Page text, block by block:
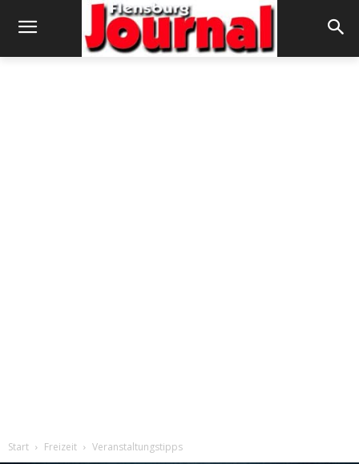
Start Freizeit Veranstaltungstipps